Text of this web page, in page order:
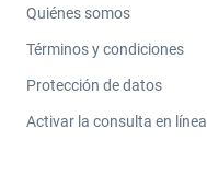
Quiénes somos
Términos y condiciones
Protección de datos
Activar la consulta en línea